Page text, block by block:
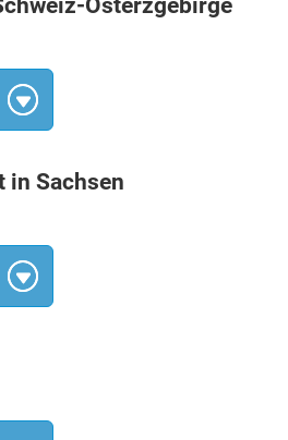
Osterzgebirge
Sachsen